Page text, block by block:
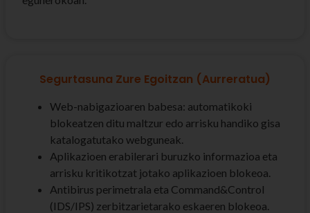
Segurtasuna Zure Egoitzan (Aurreratua)
Web-nabigazioaren babesa: automatikoki
blokeatzen ditu maltzur edo arrisku handiko gisa
katalogatutako webguneak.
Aplikazioen erabilerari buruzko informazioa eta
arrisku kritikotzat jotako aplikazioen blokeoa.
Antibirus perimetrala eta Command&Control
(IDS/IPS) zerbitzarietarako eskaeren blokeoa.